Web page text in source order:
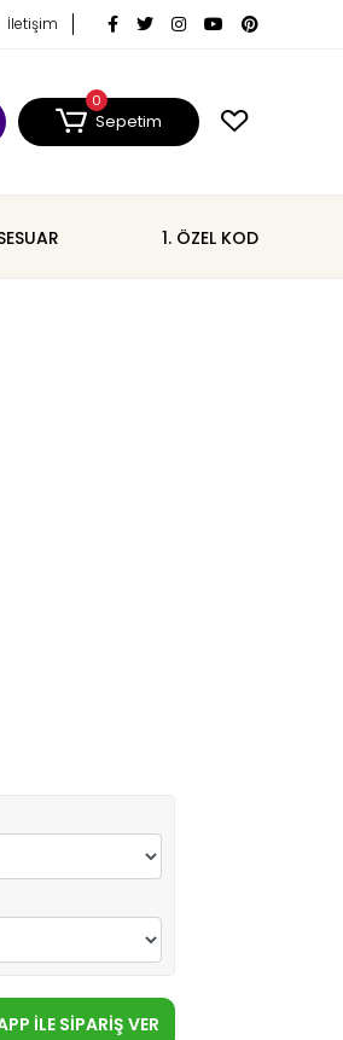
İletişim
0
Sepetim
1. ÖZEL KOD
İLE SİPARİŞ VER